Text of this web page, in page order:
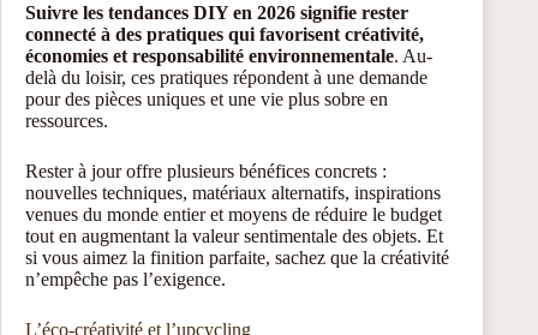
Suivre les tendances DIY en 2026 signifie rester
connecté à des pratiques qui favorisent créativité,
économies et responsabilité environnementale. Au-
delà du loisir, ces pratiques répondent à une demande
pour des pièces uniques et une vie plus sobre en
ressources.
Rester à jour offre plusieurs bénéfices concrets :
nouvelles techniques, matériaux alternatifs, inspirations
venues du monde entier et moyens de réduire le budget
tout en augmentant la valeur sentimentale des objets. Et
si vous aimez la finition parfaite, sachez que la créativité
n’empêche pas l’exigence.
L’éco-créativité et l’upcycling